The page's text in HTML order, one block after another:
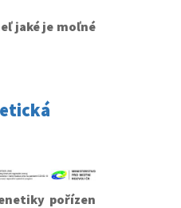
jaké je moľné
pořízen